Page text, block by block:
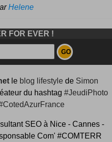
Helene
FOR EVER !
le blog lifestylede Simon
du hashtag #JeudiPhoto
SEO à Nice - Cannes -
Com' #COMTERR